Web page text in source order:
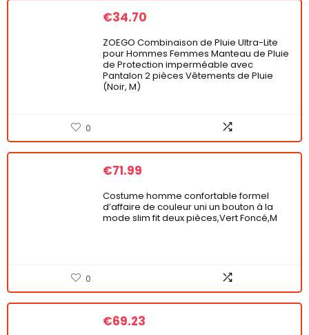
€34.70
ZOEGO Combinaison de Pluie Ultra-Lite
pour Hommes Femmes Manteau de Pluie
de Protection imperméable avec
Pantalon 2 pièces Vêtements de Pluie
(Noir, M)
0
€71.99
Costume homme confortable formel
d’affaire de couleur uni un bouton à la
mode slim fit deux pièces,Vert Foncé,M
0
€69.23